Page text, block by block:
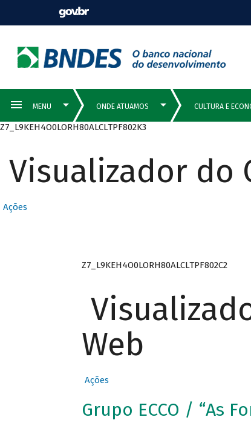
Z7_L9KEH4O0LORH80ALCLTPF802K3
Visualizador do
Ações
Z7_L9KEH4O0LORH80ALCLTPF802C2
Web
Ações
Grupo ECCO / “As